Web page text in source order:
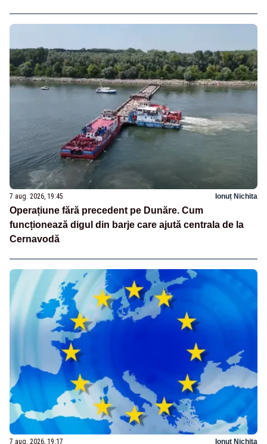
7 aug. 2026, 19:45 Ionuț Nichita
Operațiune fără precedent pe Dunăre. Cum
funcționează digul din barje care ajută centrala de la
Cernavodă
7 aug. 2026, 19:17 Ionuț Nichita